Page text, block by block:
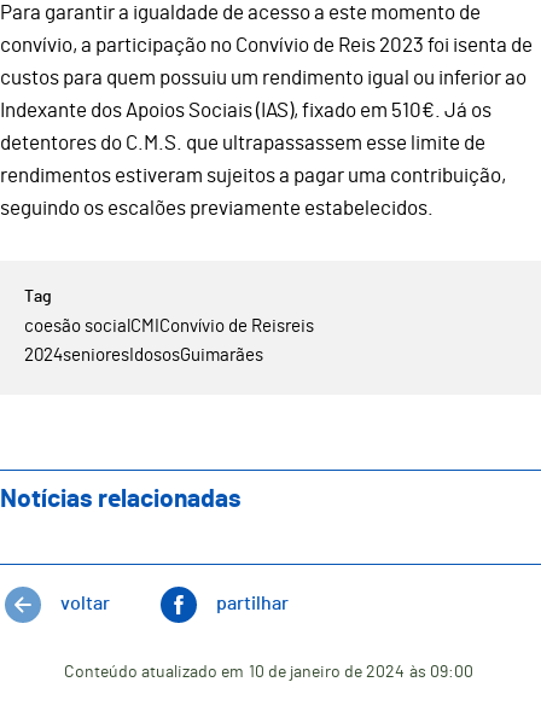
Para garantir a igualdade de acesso a este momento de
convívio, a participação no Convívio de Reis 2023 foi isenta de
custos para quem possuiu um rendimento igual ou inferior ao
Indexante dos Apoios Sociais (IAS), fixado em 510€. Já os
detentores do C.M.S. que ultrapassassem esse limite de
rendimentos estiveram sujeitos a pagar uma contribuição,
seguindo os escalões previamente estabelecidos.
coesão social CMI Convívio de Reisreis
2024seniores IdososGuimarães
Notícias relacionadas
voltar partilhar
Conteúdo atualizado em 10 de janeiro de 2024 às 09:00